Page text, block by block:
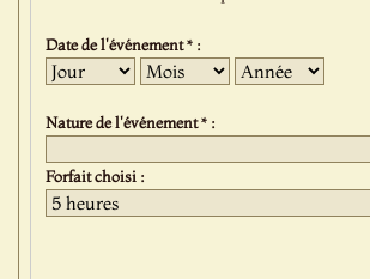
Date de l'événement * :
Jour Mois Année
Nature de l'événement * :
Forfait choisi :